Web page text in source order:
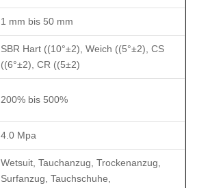
1 mm bis 50 mm
SBR Hart ((10°±2), Weich ((5°±2), CS
((6°±2), CR ((5±2)
200% bis 500%
4.0 Mpa
Wetsuit, Tauchanzug, Trockenanzug,
Surfanzug, Tauchschuhe,